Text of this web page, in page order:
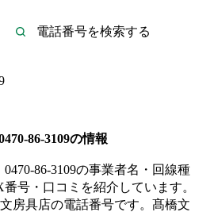
86-3109の情報
0470-86-3109の事業者名・回線種
号・口コミを紹介しています。
房具店の電話番号です。 髙橋文